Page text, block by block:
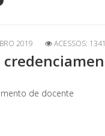
2019 ACESSOS: 1341
de docente